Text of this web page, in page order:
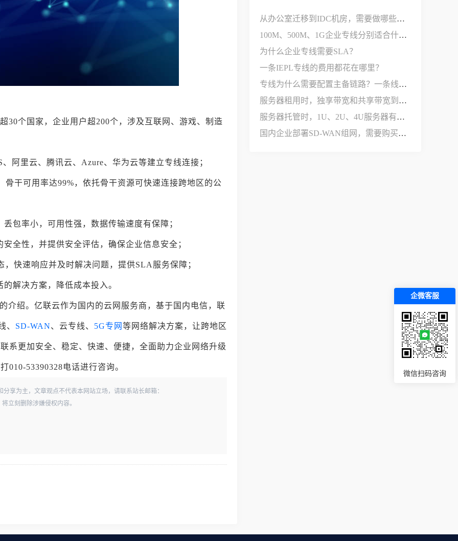
30个国家，企业用户超200个，涉及互联网、游戏、制造
阿里云、腾讯云、Azure、华为云等建立专线连接；
干可用率达99%，依托骨干资源可快速连接跨地区的公
包率小，可用性强，数据传输速度有保障；
全性，并提供安全评估，确保企业信息安全；
快速响应并及时解决问题，提供SLA服务保障；
解决方案，降低成本投入。
介绍。亿联云作为国内的云网服务商，基于国内电信，联
、 SD-WAN、云专线、 5G专网 等网络解决方案，让跨地区
系更加安全、稳定、快速、便捷，全面助力企业网络升级
010-53390328电话进行咨询。
享为主，文章观点不代表本网站立场，请联系站长邮箱：
立刻删除涉嫌侵权内容。
从办公室迁移到IDC机房，需要做哪些网络改造？
100M、500M、1G企业专线分别适合什么公司？
为什么企业专线需要SLA？
一条IEPL专线的费用都花在哪里？
专线为什么需要配置主备链路？一条线路不够用吗？
服务器租用时，独享带宽和共享带宽到底有什么区别？
服务器托管时，1U、2U、4U服务器有什么区别？
国内企业部署SD-WAN组网，需要购买哪些设备和服务？
企微客服
微信扫码咨询